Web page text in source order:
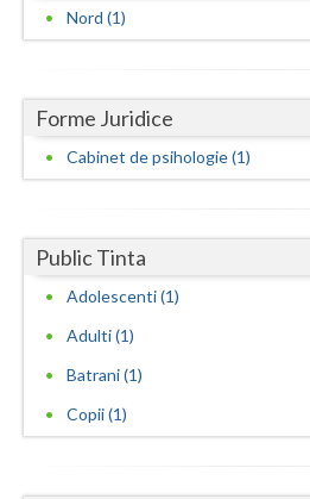
Gorj
Hunedoara
Ialomita
Ilfov
Maramures
Mehedinti
Neamt
Nord (1)
Forme Juridice
Cabinet de psihologie (1)
Public Tinta
Adolescenti (1)
Adulti (1)
Batrani (1)
Copii (1)